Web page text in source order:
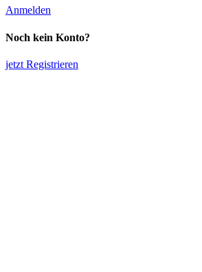
Anmelden
Noch kein Konto?
jetzt Registrieren